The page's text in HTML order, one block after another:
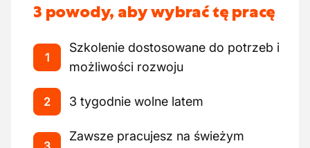
3 powody, aby wybrać tę pracę
1
Szkolenie dostosowane do potrzeb i
możliwości rozwoju
2 3 tygodnie wolne latem
Zawsze pracujesz na świeżym